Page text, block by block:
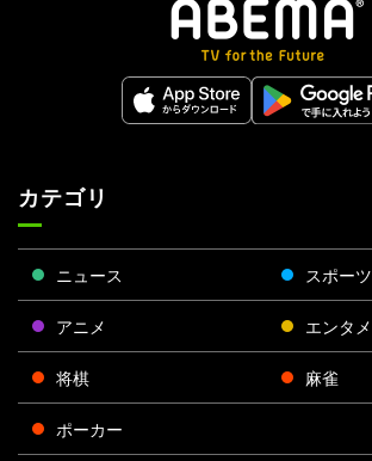
カテゴリ
ニュース スポーツ
アニメ エンタメ
将棋 麻雀
ポーカー